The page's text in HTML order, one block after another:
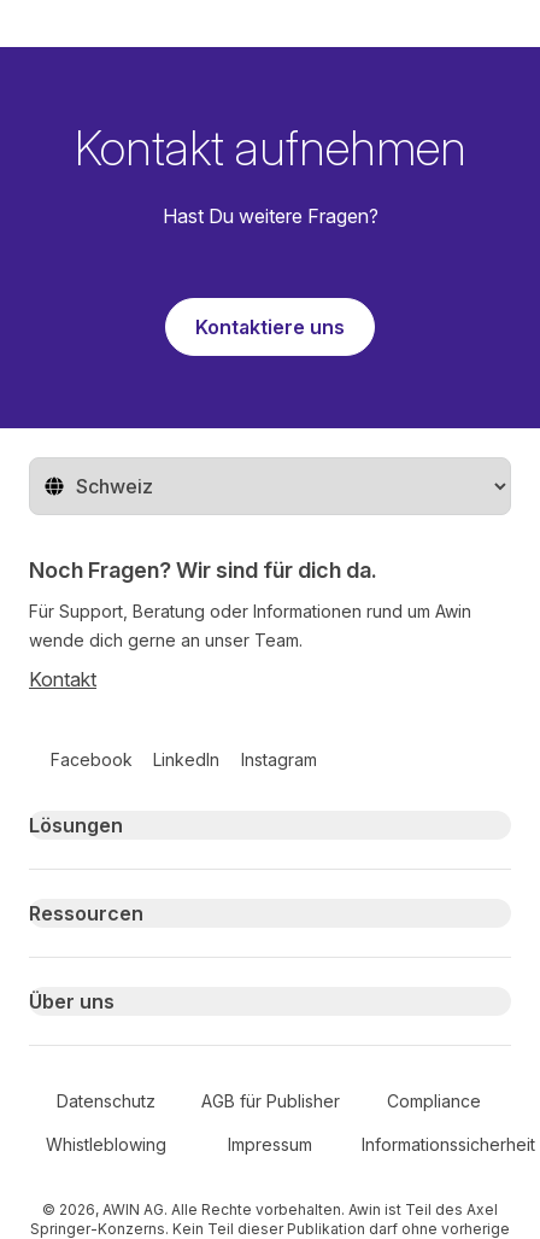
Kontakt aufnehmen
Hast Du weitere Fragen?
Kontaktiere uns
Region ändern
Noch Fragen? Wir sind für dich da.
Für Support, Beratung oder Informationen rund um Awin
wende dich gerne an unser Team.
Kontakt
Facebook LinkedIn Instagram
Primary footer navigation
Lösungen
Ressourcen
Über uns
Secondary Footer Navigation
Datenschutz AGB für Publisher Compliance
Whistleblowing Impressum Informationssicherheit
© 2026, AWIN AG. Alle Rechte vorbehalten. Awin ist Teil des Axel
Springer-Konzerns. Kein Teil dieser Publikation darf ohne vorherige